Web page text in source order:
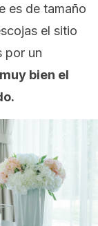
es de tamaño
el sitio
por un
bien el